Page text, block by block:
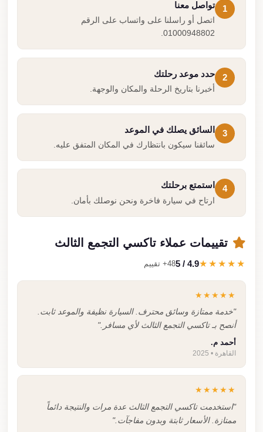
1
تواصل معنا
اتصل أو راسلنا على واتساب على الرقم
01000948802.
2
حدد موعد رحلتك
أخبرنا بتاريخ الرحلة والمكان والوجهة.
3
السائق يصلك في الموعد
سائقنا سيكون بانتظارك في المكان المتفق عليه.
4
استمتع برحلتك
ارتاح في سيارة فاخرة ونحن نوصلك بأمان.
تقييمات عملاء تاكسي التجمع الثالث
★★★★★
4.9 / 5 48+ تقييم
★★★★★
"خدمة ممتازة وسائق محترف. السيارة نظيفة والموعد ثابت.
أنصح بـ تاكسي التجمع الثالث لأي مسافر."
أحمد م.
القاهرة • 2025
★★★★★
"استخدمت تاكسي التجمع الثالث عدة مرات والنتيجة دائماً
ممتازة. الأسعار ثابتة وبدون مفاجآت."